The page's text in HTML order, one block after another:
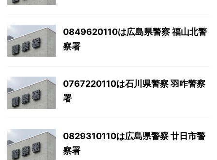
0849620110は広島県警察 福山北警
察署
0767220110は石川県警察 羽咋警察
署
0829310110は広島県警察 廿日市警
察署